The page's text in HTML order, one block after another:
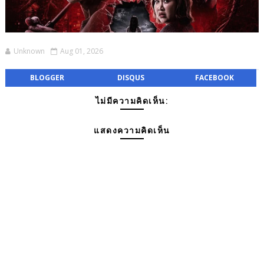
Unknown Aug 01, 2026
BLOGGER DISQUS FACEBOOK
ไม่มีความคิดเห็น:
แสดงความคิดเห็น